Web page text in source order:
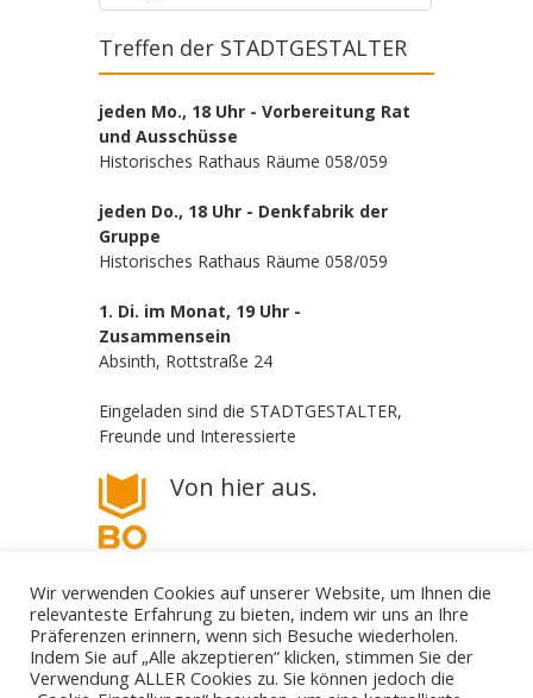
Treffen der STADTGESTALTER
jeden Mo., 18 Uhr - Vorbereitung Rat
und Ausschüsse
Historisches Rathaus Räume 058/059
jeden Do., 18 Uhr - Denkfabrik der
Gruppe
Historisches Rathaus Räume 058/059
1. Di. im Monat, 19 Uhr -
Zusammensein
Absinth, Rottstraße 24
Eingeladen sind die STADTGESTALTER,
Freunde und Interessierte
Von hier aus.
Wir verwenden Cookies auf unserer Website, um Ihnen die
relevanteste Erfahrung zu bieten, indem wir uns an Ihre
Präferenzen erinnern, wenn sich Besuche wiederholen.
Indem Sie auf „Alle akzeptieren“ klicken, stimmen Sie der
Verwendung ALLER Cookies zu. Sie können jedoch die